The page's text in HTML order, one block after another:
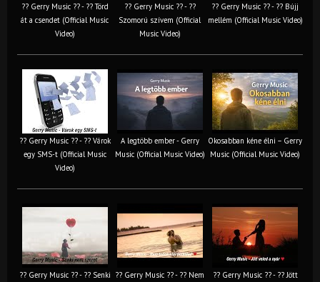
?? Gerry Music ?? - ?? Törd
át a csendet (Official Music
Video)
?? Gerry Music ?? - ??
Szomorú szívem (Official
Music Video)
?? Gerry Music ?? - ?? Bújj
mellém (Official Music Video)
?? Gerry Music ?? - ?? Várok
egy SMS-t (Official Music
Video)
A legtöbb ember - Gerry
Music (Official Music Video)
Okosabban kéne élni – Gerry
Music (Official Music Video)
?? Gerry Music ?? - ?? Senki ?? Gerry Music ?? - ?? Nem
?? Gerry Music ?? - ?? Jött